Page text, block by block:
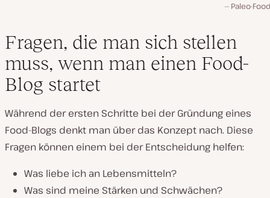
Paleo-
Fragen, die man sich stellen
muss, wenn man einen Food-
Blog startet
Während der ersten Schritte bei der Gründung eines
Food-Blogs denkt man über das Konzept nach. Diese
Fragen können einem bei der Entscheidung helfen:
Was liebe ich an Lebensmitteln?
Was sind meine Stärken und Schwächen?